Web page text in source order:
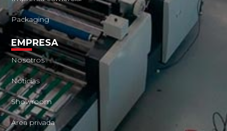
Packaging
EMPRESA
Nosotros
Noticias
Showroom
Área privada